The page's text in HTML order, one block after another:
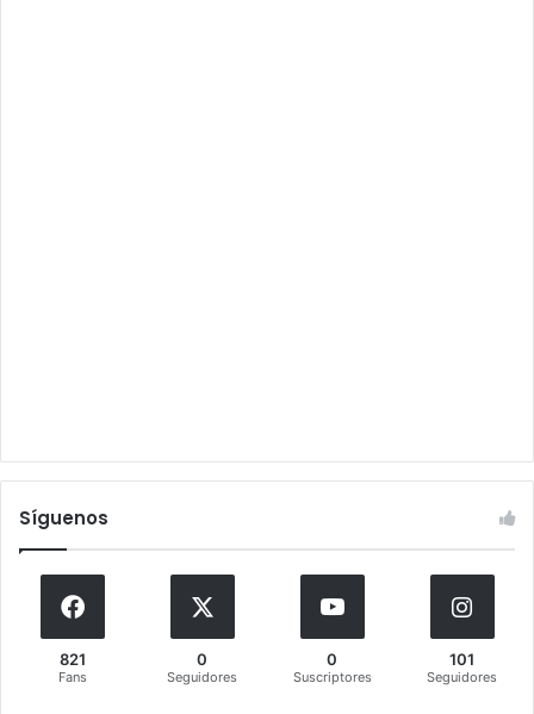
Síguenos
821
Fans
0
Seguidores
0
Suscriptores
101
Seguidores